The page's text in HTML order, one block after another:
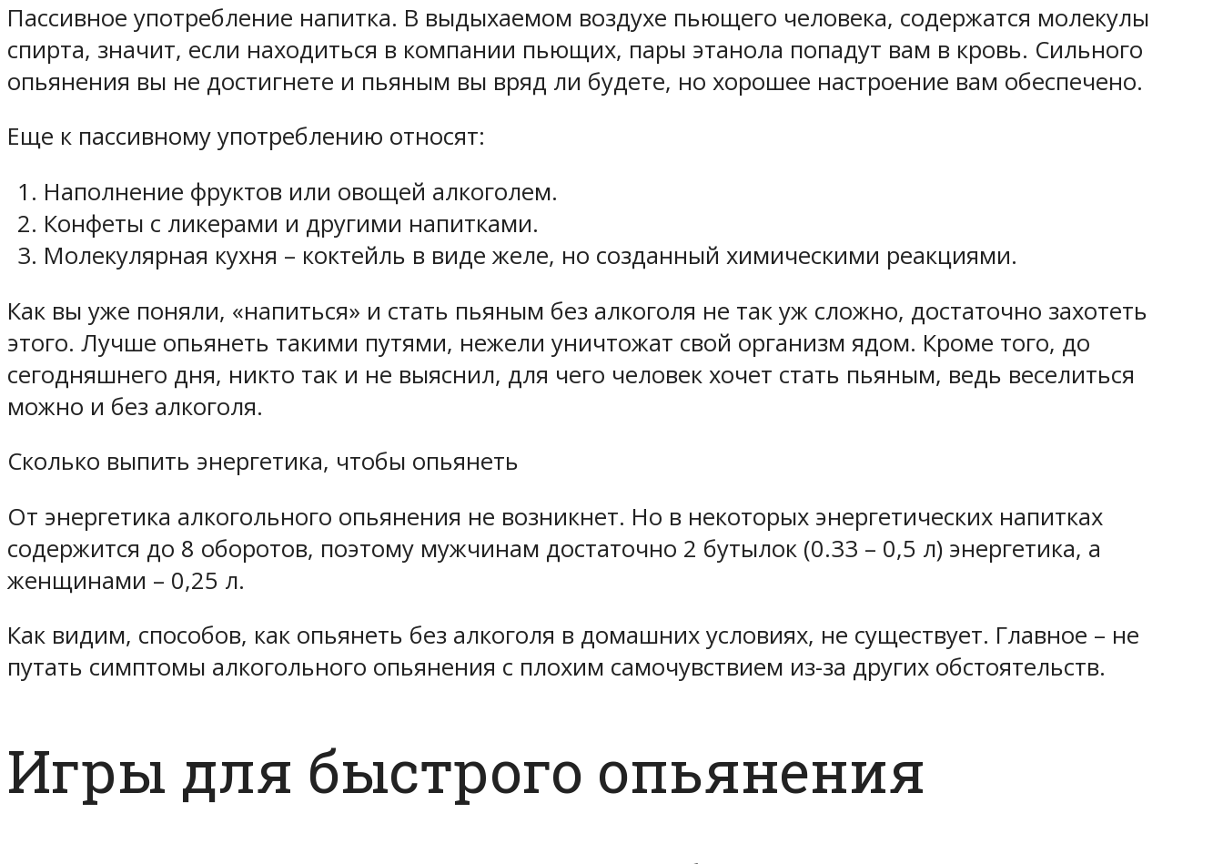
Пассивное употребление напитка. В выдыхаемом воздухе пьющего человека, содержатся молекулы
спирта, значит, если находиться в компании пьющих, пары этанола попадут вам в кровь. Сильного
опьянения вы не достигнете и пьяным вы вряд ли будете, но хорошее настроение вам обеспечено.
Еще к пассивному употреблению относят:
Наполнение фруктов или овощей алкоголем.
Конфеты с ликерами и другими напитками.
Молекулярная кухня – коктейль в виде желе, но созданный химическими реакциями.
Как вы уже поняли, «напиться» и стать пьяным без алкоголя не так уж сложно, достаточно захотеть
этого. Лучше опьянеть такими путями, нежели уничтожат свой организм ядом. Кроме того, до
сегодняшнего дня, никто так и не выяснил, для чего человек хочет стать пьяным, ведь веселиться
можно и без алкоголя.
Сколько выпить энергетика, чтобы опьянеть
От энергетика алкогольного опьянения не возникнет. Но в некоторых энергетических напитках
содержится до 8 оборотов, поэтому мужчинам достаточно 2 бутылок (0.33 – 0,5 л) энергетика, а
женщинами – 0,25 л.
Как видим, способов, как опьянеть без алкоголя в домашних условиях, не существует. Главное – не
путать симптомы алкогольного опьянения с плохим самочувствием из-за других обстоятельств.
Игры для быстрого опьянения